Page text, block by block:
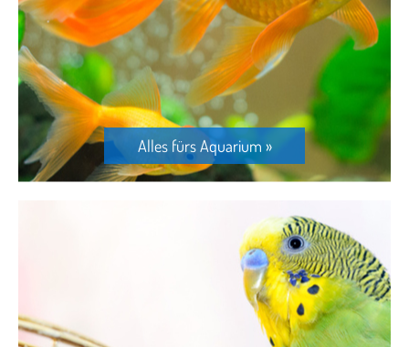
Alles fürs Aquarium »